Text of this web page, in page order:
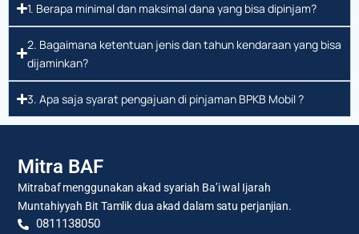
1. Berapa minimal dan maksimal dana yang bisa dipinjam?
2. Bagaimana ketentuan jenis dan tahun kendaraan yang bisa
dijaminkan?
3. Apa saja syarat pengajuan di pinjaman BPKB Mobil ?
Mitra BAF
Mitrabaf menggunakan akad syariah Ba’i wal Ijarah
Muntahiyyah Bit Tamlik dua akad dalam satu perjanjian.
0811138050